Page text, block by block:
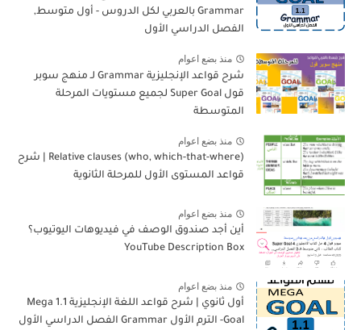
Grammar بالعربي لكل الدروس - أول متوسط,
الفصل الدراسي الأول
منذ بضع اعوام
شرح قواعد الإنجليزية Grammar لـ منهج سوبر
قول Super Goal لجميع مستويات المرحلة
المتوسطة
منذ بضع اعوام
Relative clauses (who, which-that-where) | شرح
قواعد المستوى الأول للمرحلة الثانوية
منذ بضع اعوام
أين أجد صندوق الوصف في فيديوهات اليوتيوب؟
YouTube Description Box
منذ بضع اعوام
أول ثانوي | شرح قواعد اللغة الإنجليزية 1.1 Mega
Goal- الترم الأول Grammar الفصل الدراسي الأول